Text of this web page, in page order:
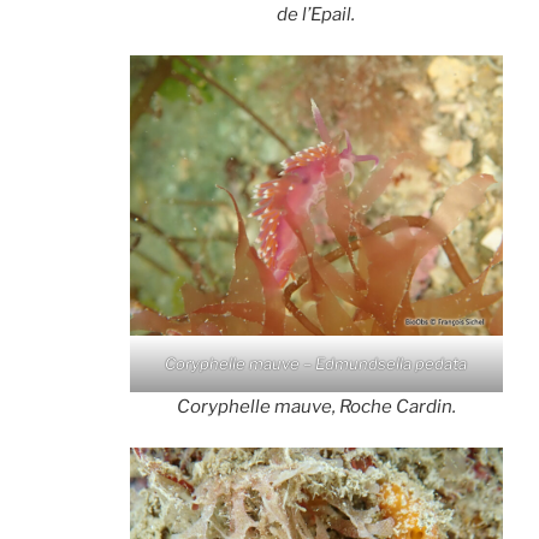
de l’Epail.
Coryphelle mauve – Edmundsella pedata
Coryphelle mauve, Roche Cardin.